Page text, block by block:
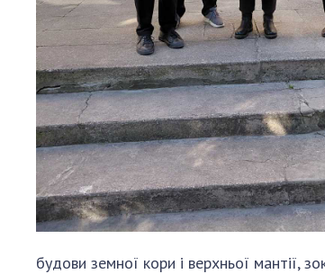
будови земної кори і верхньої мантії,